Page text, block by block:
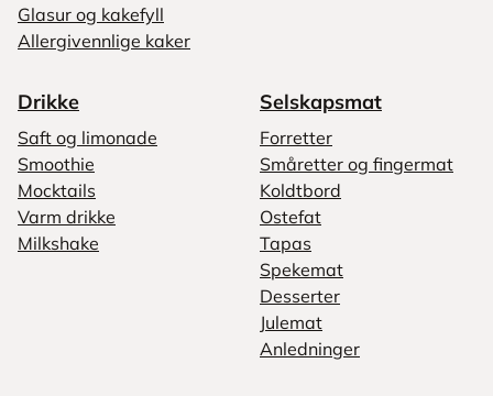
Glasur og kakefyll
Allergivennlige kaker
Drikke
Saft og limonade
Smoothie
Mocktails
Varm drikke
Milkshake
Selskapsmat
Forretter
Småretter og fingermat
Koldtbord
Ostefat
Tapas
Spekemat
Desserter
Julemat
Anledninger